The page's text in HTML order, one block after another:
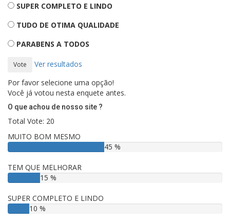
SUPER COMPLETO E LINDO
TUDO DE OTIMA QUALIDADE
PARABENS A TODOS
Vote
Ver resultados
Por favor selecione uma opção!
Você já votou nesta enquete antes.
O que achou de nosso site ?
Total Vote: 20
MUITO BOM MESMO
45 %
TEM QUE MELHORAR
15 %
SUPER COMPLETO E LINDO
10 %